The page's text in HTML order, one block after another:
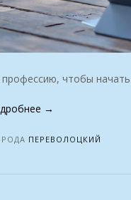
профессию, чтобы
«Работай
отдыхай
мечту
→
ПЕРЕВОЛОЦКИЙ